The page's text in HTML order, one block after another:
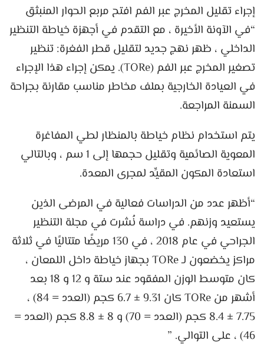
إجراء تقليل المخرج عبر الفم افتح مربع الحوار المنبثق
“في الآونة الأخيرة ، مع التقدم في أجهزة خياطة التنظير
الداخلي ، ظهر نهج جديد لتقليل قطر الفغرة: تنظير
تصغير المخرج عبر الفم (TORe). يمكن إجراء هذا الإجراء
في العيادة الخارجية بملف مخاطر مناسب مقارنة بجراحة
السمنة المراجعة.
يتم استخدام نظام خياطة بالمنظار لطي المفاغرة
المعوية الصائمية وتقليل حجمها إلى 1 سم ، وبالتالي
استعادة المكون المقيِّد لمجرى المعدة.
“أظهر عدد من الدراسات فعالية في المرضى الذين
يستعيد وزنهم. في دراسة نُشرت في مجلة التنظير
الجراحي في عام 2018 ، في 130 مريضًا متتاليًا في ثلاثة
مراكز يخضعون لـ TORe بجهاز خياطة داخل اللمعان ،
كان متوسط ​​الوزن المفقود عند ستة و 12 و 18 بعد
أشهر من TORe كان 9.31 ± 6.7 كجم (العدد = 84) ،
7.75 ± 8.4 كجم (العدد = 70) و 8 ± 8.8 كجم (العدد =
46) ، على التوالي. ”